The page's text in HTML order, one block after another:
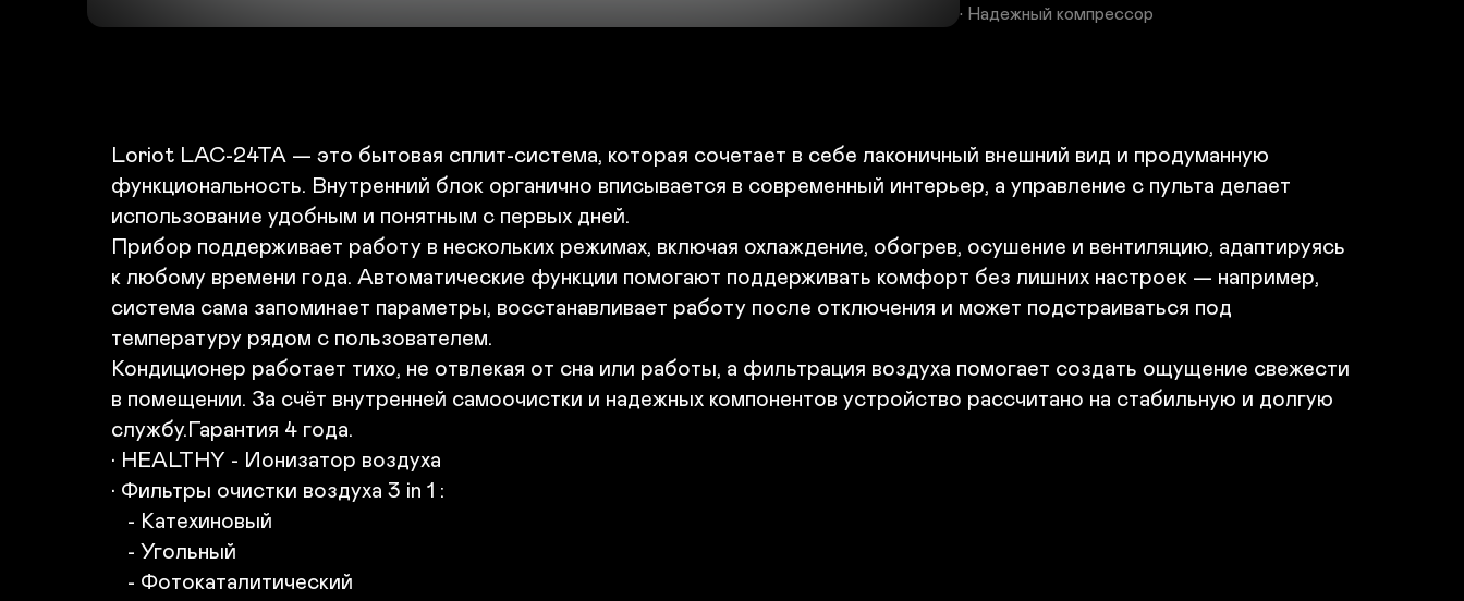
• Надежный компрессор
• Интеллектуальное осушение
• Антикоррозийный корпус внешнего блока
• Хладагент - R32
• Размеры 1010×315×220
Loriot LAC-24TA — это бытовая сплит-система, которая сочетает в себе лаконичный внешний вид и продуманную
функциональность. Внутренний блок органично вписывается в современный интерьер, а управление с пульта делает
использование удобным и понятным с первых дней.
Прибор поддерживает работу в нескольких режимах, включая охлаждение, обогрев, осушение и вентиляцию, адаптируясь
к любому времени года. Автоматические функции помогают поддерживать комфорт без лишних настроек — например,
система сама запоминает параметры, восстанавливает работу после отключения и может подстраиваться под
температуру рядом с пользователем.
Кондиционер работает тихо, не отвлекая от сна или работы, а фильтрация воздуха помогает создать ощущение свежести
в помещении. За счёт внутренней самоочистки и надежных компонентов устройство рассчитано на стабильную и долгую
службу.Гарантия 4 года.
• HEALTHY - Ионизатор воздуха
• Фильтры очистки воздуха 3 in 1 :